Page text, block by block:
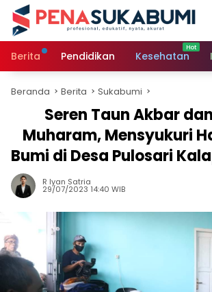
Langsung
konten
Berita
Pendidikan Kesehatan
Beranda Berita Sukabumi
Seren Taun Akbar
Muharam, Mensyukuri
Bumi di Desa Pulosari
R Iyan Satria
29/07/2023 14:40 WIB